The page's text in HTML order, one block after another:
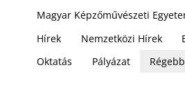
Magyar Képzőművészeti
Hírek
Nemzetközi Hírek
Oktatás
Pályázat